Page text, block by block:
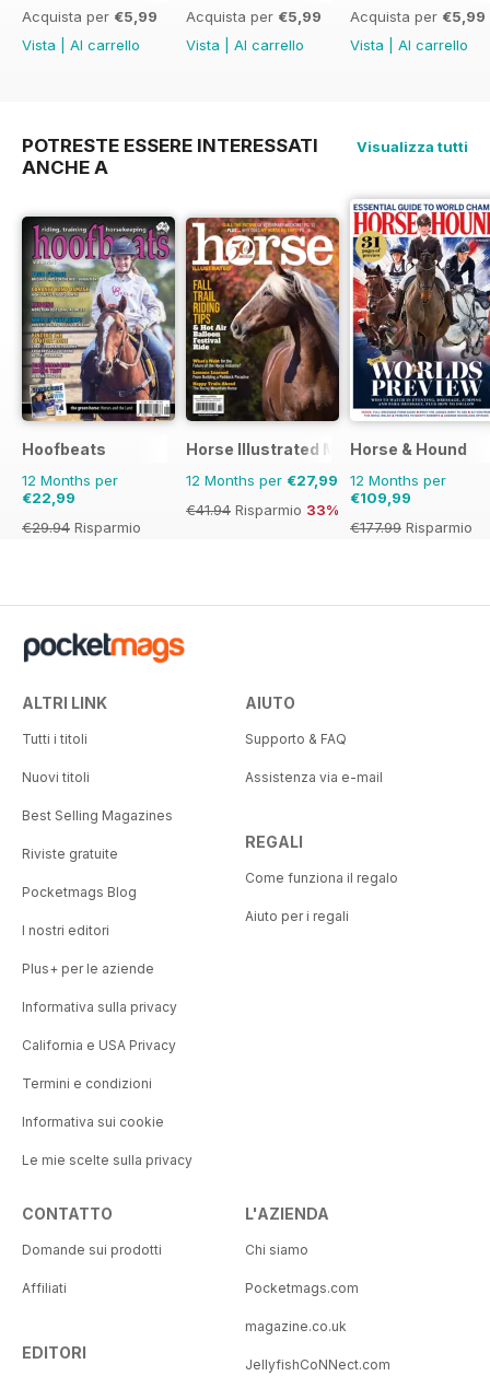
Acquista per €5,99
Vista
Al carrello
Acquista per €5,99
Vista
Al carrello
Acquista per €5,99
Vista
Al carrello
POTRESTE ESSERE INTERESSATI
ANCHE A
Visualizza tutti
Hoofbeats
12 Months per
€22,99
€29.94 Risparmio
Horse Illustrated Magazine
12 Months per €27,99
€41.94 Risparmio 33%
Horse & Hound
12 Months per
€109,99
€177.99 Risparmio
ALTRI LINK
Tutti i titoli
Nuovi titoli
Best Selling Magazines
Riviste gratuite
Pocketmags Blog
I nostri editori
Plus+ per le aziende
Informativa sulla privacy
California e USA Privacy
Termini e condizioni
Informativa sui cookie
Le mie scelte sulla privacy
AIUTO
Supporto & FAQ
Assistenza via e-mail
REGALI
Come funziona il regalo
Aiuto per i regali
CONTATTO
Domande sui prodotti
Affiliati
EDITORI
L'AZIENDA
Chi siamo
Pocketmags.com
magazine.co.uk
JellyfishCoNNect.com